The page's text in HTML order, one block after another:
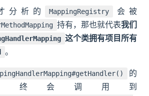
分析的 MappingRegistry 会被
持有，那也就代表我们
这个类拥有项目所有
。
的
终会调用到